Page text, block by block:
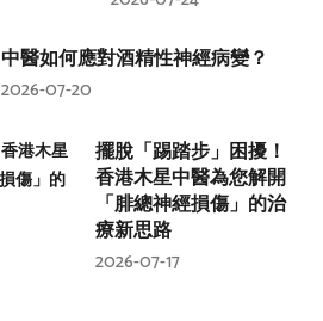
中醫如何應對酒精性神經病變？
2026-07-20
擺脫「踢踏步」困擾！
香港木星中醫為您解開
「腓總神經損傷」的治
療新思路
2026-07-17